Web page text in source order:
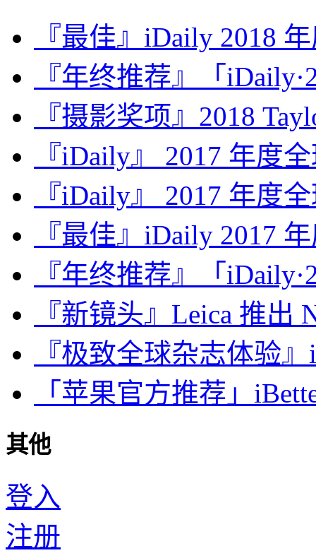
『最佳』iDaily 2018
『年终推荐』「
『摄影奖项』2018
『iDaily』 2017 年度
『iDaily』 2017 年度
『最佳』iDaily 2017
『年终推荐』「
『新镜头』Leica 推出
『极致全球杂志体验
「苹果官方推荐」
其他
登入
注册